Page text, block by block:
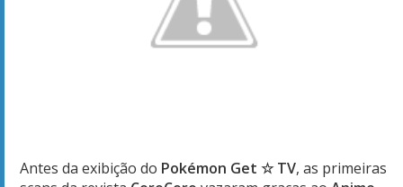
Antes da exibição do Pokémon Get ☆ TV, as primeiras